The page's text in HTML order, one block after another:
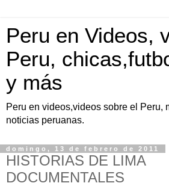
Peru en Videos,
Peru,
y más
Peru en videos,videos sobre el Peru,
noticias peruanas.
domingo, 13 de febrero de 2011
HISTORIAS DE LIMA
DOCUMENTALES